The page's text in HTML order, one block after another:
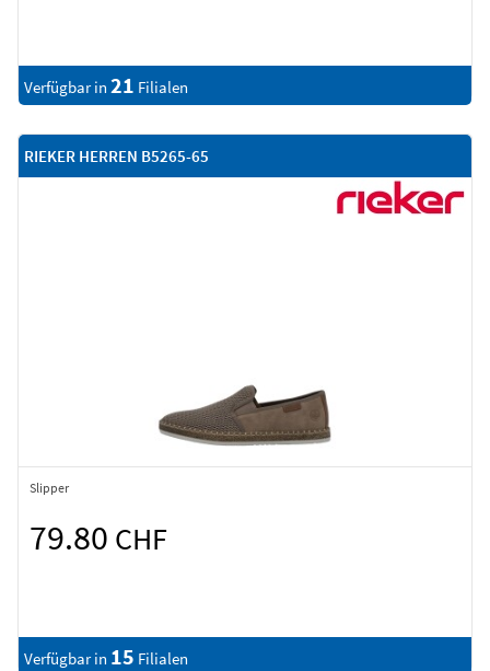
Verfügbar in 21 Filialen
RIEKER HERREN B5265-65
Slipper
79.80 CHF
Verfügbar in 15 Filialen